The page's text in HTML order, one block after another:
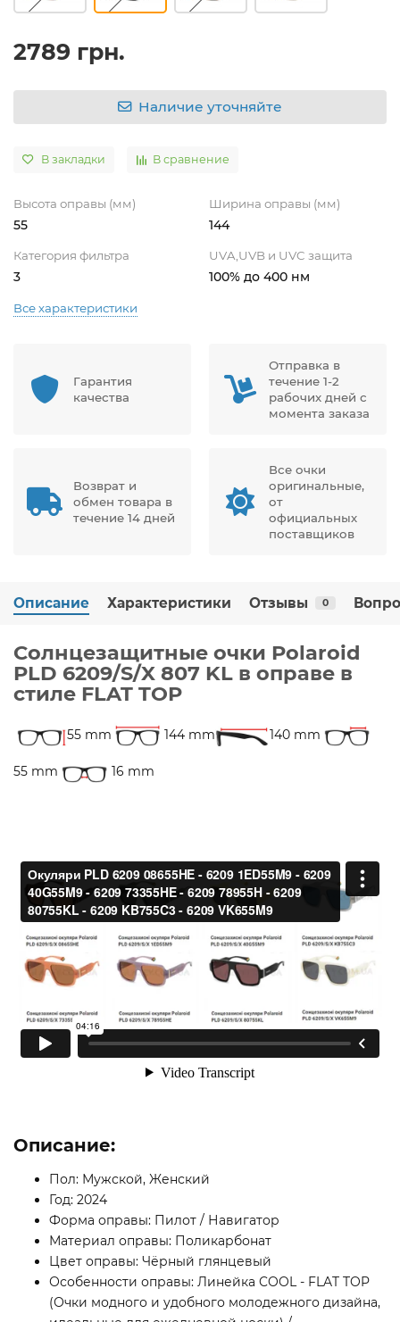
2789 грн.
Наличие уточняйте
В закладки В сравнение
Высота оправы (мм)
55
Ширина оправы (мм)
144
Категория фильтра
3
UVA,UVB и UVC защита
100% до 400 нм
Все характеристики
Гарантия
качества
Отправка в
течение 1-2
рабочих дней с
момента заказа
Возврат и
обмен товара в
течение 14 дней
Все очки
оригинальные,
от
официальных
поставщиков
Описание Характеристики Отзывы 0
Солнцезащитные очки Polaroid
PLD 6209/S/X 807 KL в оправе в
стиле FLAT TOP
55 mm 144 mm 140 mm
55 mm 16 mm
Описание:
Пол: Мужской, Женский
Год: 2024
Форма оправы: Пилот / Навигатор
Материал оправы: Поликарбонат
Цвет оправы: Чёрный глянцевый
Особенности оправы: Линейка COOL - FLAT TOP
(Очки модного и удобного молодежного дизайна,